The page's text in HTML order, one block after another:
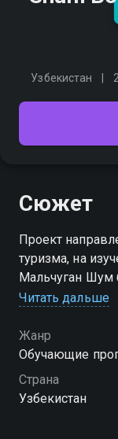
Узбекистан
Сюжет
Проект
туризма, на
Мальчуган Шум
историей
бола и
национальных
интересного об
регионов Страны.
Читать дальше
Жанр
Обучающие
Страна
Узбекистан